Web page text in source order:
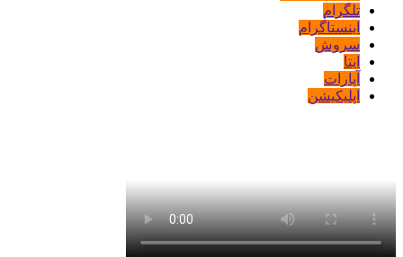
تلگرام
اینستاگرام
سروش
ایتا
آپارات
اپلیکیشن